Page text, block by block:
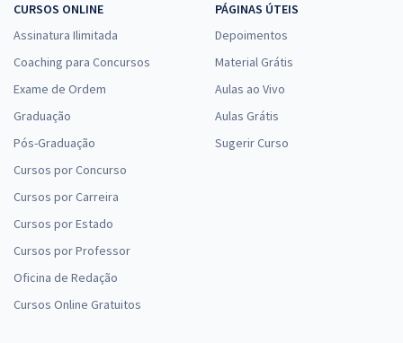
CURSOS ONLINE
Assinatura Ilimitada
Coaching para Concursos
Exame de Ordem
Graduação
Pós-Graduação
Cursos por Concurso
Cursos por Carreira
Cursos por Estado
Cursos por Professor
Oficina de Redação
Cursos Online Gratuitos
PÁGINAS ÚTEIS
Depoimentos
Material Grátis
Aulas ao Vivo
Aulas Grátis
Sugerir Curso